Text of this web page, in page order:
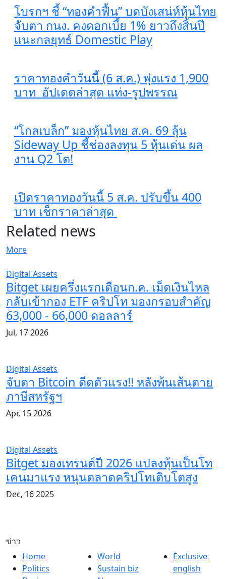
โบรกฯ ชี้ “ทองคำฟื้น” บดบังเสน่ห์หุ้นไทย
จับตา กนง. คงดอกเบี้ย 1% ยาวถึงสิ้นปี
แนะกลยุทธ์ Domestic Play
ราคาทองคำวันนี้ (6 ส.ค.) พุ่งแรง 1,900
บาท อัปเดตล่าสุด​ แท่ง-รูปพรรณ
“โกลเบล็ก” มองหุ้นไทย ส.ค. 69 ลุ้น
Sideway Up ชี้ช่องลงทุน 5 หุ้นเด่น ผล
งาน Q2 โต!
เปิดราคาทองวันนี้ 5 ส.ค. ปรับขึ้น 400
บาท เช็กราคาล่าสุด
Related news
More
Digital Assets
Bitget เผยครึ่งแรกเดือนก.ค. เม็ดเงินไหล
กลับเข้ากอง ETF คริปโท มองกรอบสำคัญ
63,000 - 66,000 ดอลลาร์
Jul, 17 2026
Digital Assets
จับตา Bitcoin ดีดตัวแรง!! หลังพ้นเส้นตาย
ภาษีสหรัฐฯ
Apr, 15 2026
Digital Assets
Bitget มองเทรนด์ปี 2026 แปลงหุ้นเป็นโท
เคนมาแรง หนุนตลาดคริปโทเติบโตสูง
Dec, 16 2025
ข่าว
Home
Politics
World
Sustain biz
Exclusive
english